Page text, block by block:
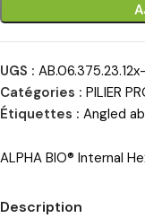
UGS :
Catégories : PILIER
Étiquettes : Angled
ALPHA BIO® Internal
Description